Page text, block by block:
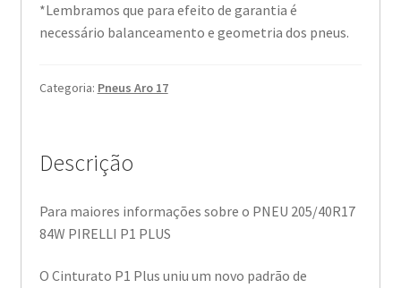
*Lembramos que para efeito de garantia é
necessário balanceamento e geometria dos pneus.
Categoria: Pneus Aro 17
Descrição
Para maiores informações sobre o PNEU 205/40R17
84W PIRELLI P1 PLUS
O Cinturato P1 Plus uniu um novo padrão de